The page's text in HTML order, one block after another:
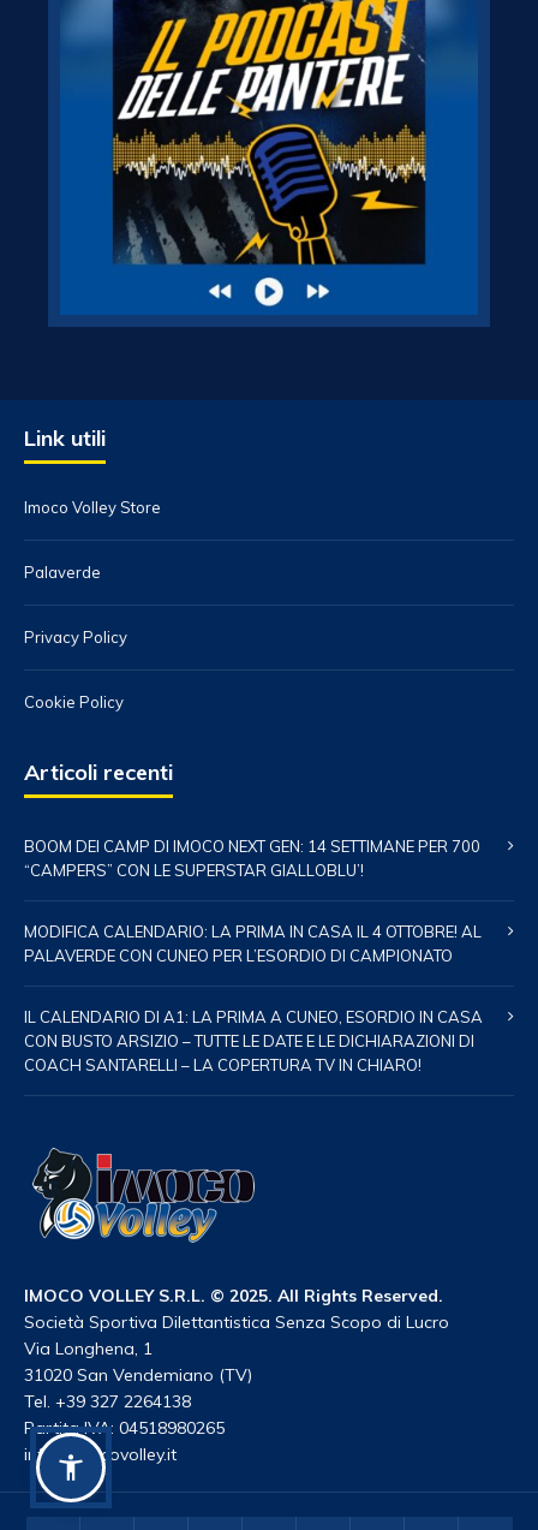
Link utili
Imoco Volley Store
Palaverde
Privacy Policy
Cookie Policy
Articoli recenti
BOOM DEI CAMP DI IMOCO NEXT GEN: 14 SETTIMANE PER 700
“CAMPERS” CON LE SUPERSTAR GIALLOBLU’!
MODIFICA CALENDARIO: LA PRIMA IN CASA IL 4 OTTOBRE! AL
PALAVERDE CON CUNEO PER L’ESORDIO DI CAMPIONATO
IL CALENDARIO DI A1: LA PRIMA A CUNEO, ESORDIO IN CASA
CON BUSTO ARSIZIO – TUTTE LE DATE E LE DICHIARAZIONI DI
COACH SANTARELLI – LA COPERTURA TV IN CHIARO!
IMOCO VOLLEY S.R.L. © 2025. All Rights Reserved.
Società Sportiva Dilettantistica Senza Scopo di Lucro
Via Longhena, 1
31020 San Vendemiano (TV)
Tel. +39 327 2264138
Partita IVA: 04518980265
info@imocovolley.it